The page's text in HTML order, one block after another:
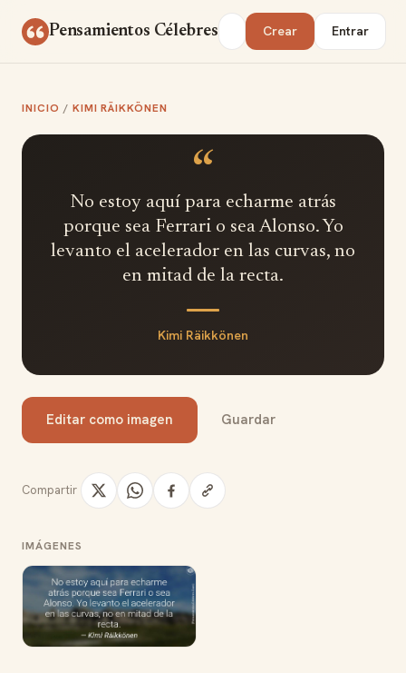
Pensamientos Célebres Buscar Crear Entrar
INICIO / KIMI RÄIKKÖNEN
“
No estoy aquí para echarme atrás
porque sea Ferrari o sea Alonso. Yo
levanto el acelerador en las curvas, no
en mitad de la recta.
Kimi Räikkönen
Editar como imagen Guardar
Compartir
IMÁGENES